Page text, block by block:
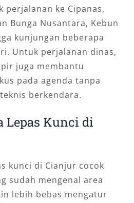
perjalanan ke Cipanas,
Bunga Nusantara, Kebun
kunjungan beberapa
Untuk perjalanan dinas,
juga membantu
pada agenda tanpa
berkendara.
Lepas Kunci di
kunci di Cianjur cocok
sudah mengenal area
lebih bebas mengatur